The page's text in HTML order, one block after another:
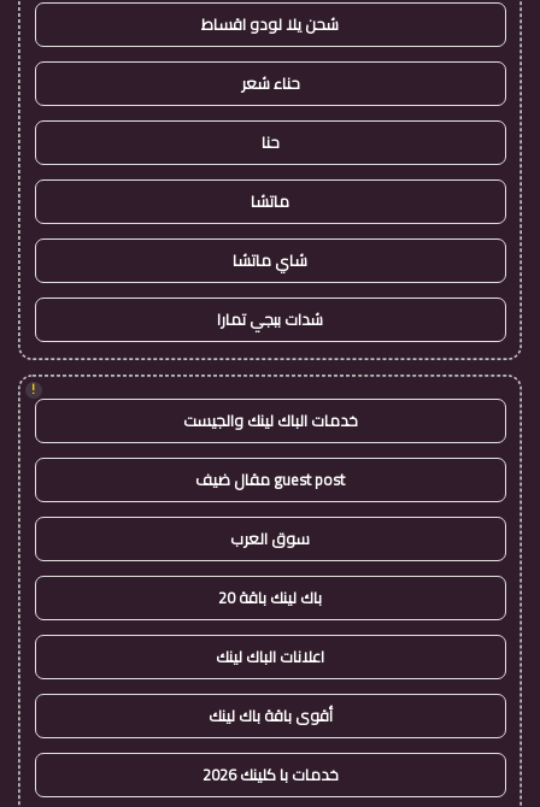
شحن يلا لودو اقساط
حناء شعر
حنا
ماتشا
شاي ماتشا
شدات ببجي تمارا
!
خدمات الباك لينك والجيست
guest post مقال ضيف
سوق العرب
باك لينك باقة 20
اعلانات الباك لينك
أقوى باقة باك لينك
خدمات با كلينك 2026